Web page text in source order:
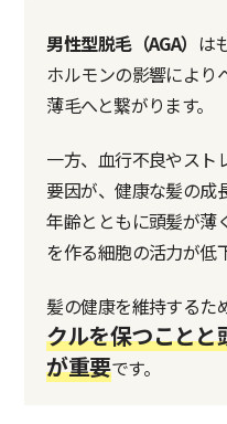
男性型脱毛（AGA） は
ホルモンの影響により
薄毛へと繋がります。
一方、血行不良やスト
要因が、健康な髪の成
年齢とともに頭髪が薄
を作る細胞の活力が低
髪の健康を維持するた
クルを保つことと
が重要です。